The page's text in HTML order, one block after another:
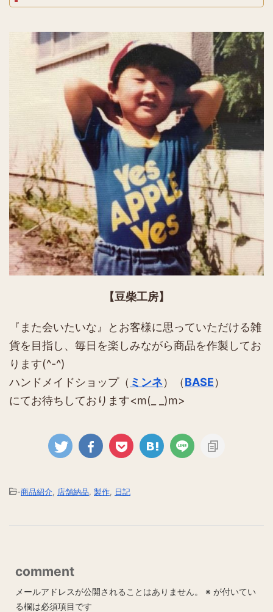
【豆柴工房】
『また会いたいな』とお客様に思っていただける雑
貨を目指し、毎日を楽しみながら商品を作製してお
ります(^-^)
ハンドメイドショップ（ ミンネ）（BASE）
にてお待ちしております<m(_ _)m>
-商品紹介 店舗納品 製作 日記
comment
メールアドレスが公開されることはありません。 ※ が付いてい
る欄は必須項目です